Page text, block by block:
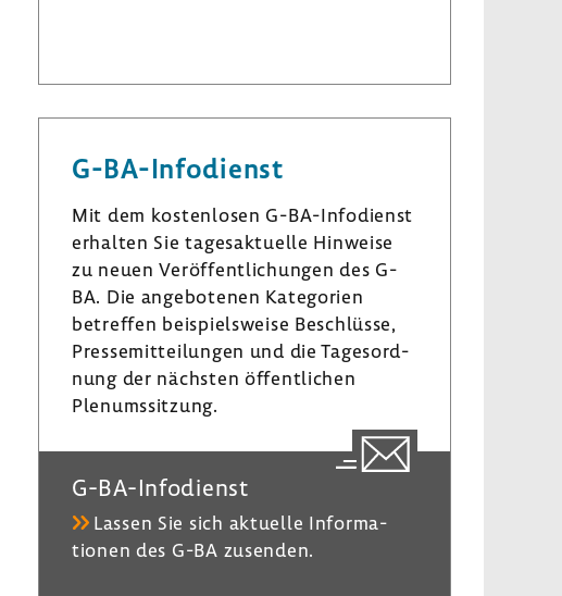
n
k
d
n
s
t
­
r
a
m
u
e
k
G-​BA-Infodienst
Mit dem kosten­losen G-​BA-Infodienst
erhalten Sie tages­ak­tu­elle Hinweise
zu neuen Veröf­fent­li­chungen des G-
BA. Die ange­bo­tenen Kate­go­rien
betreffen beispiels­weise Beschlüsse,
Pres­se­mit­tei­lungen und die Tages­ord­
nung der nächsten öffent­li­chen
Plenumssit­zung.
G-​BA-Infodienst
Lassen Sie sich aktu­elle Infor­ma­
tionen des G-BA zusenden.